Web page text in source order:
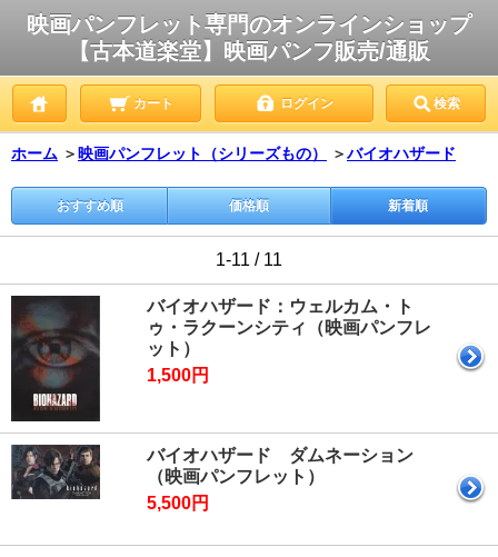
映画パンフレット専門のオンラインショップ
【古本道楽堂】映画パンフ販売/通販
カート ログイン 検索
ホーム ＞ 映画パンフレット（シリーズもの） ＞バイオハザード
おすすめ順 価格順 新着順
1-11 / 11
バイオハザード：ウェルカム・ト
ゥ・ラクーンシティ（映画パンフレ
ット）
1,500円
バイオハザード ダムネーション
（映画パンフレット）
5,500円